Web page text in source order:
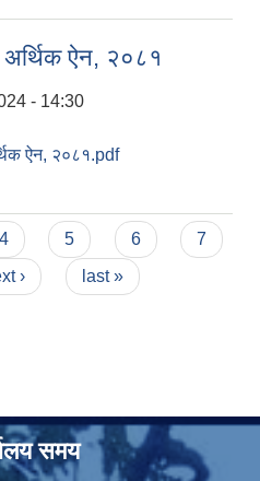
अर्थिक ऐन, २०८१
- 14:30
ऐन, २०८१.pdf
4 5 6
7
› last »
समय